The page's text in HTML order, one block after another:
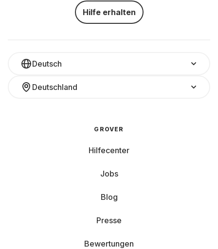
Hilfe erhalten
Deutsch
Deutschland
GROVER
Hilfecenter
Jobs
Blog
Presse
Bewertungen